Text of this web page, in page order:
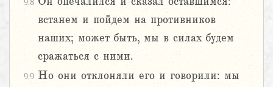
9:8
встанем и пойдем на противников
наших; может быть, мы в силах будем
сражаться с ними.
9:9 Но они отклоняли его и говорили: мы